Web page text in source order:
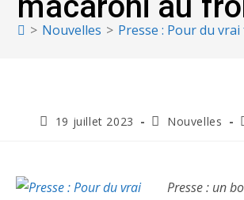
> Nouvelles > Presse : Pour du
19 juillet 2023 Nouvelles
Presse : un